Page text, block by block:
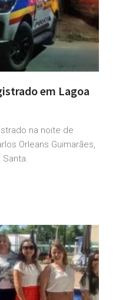
em Lagoa
na noite de
Orleans Guimarães,